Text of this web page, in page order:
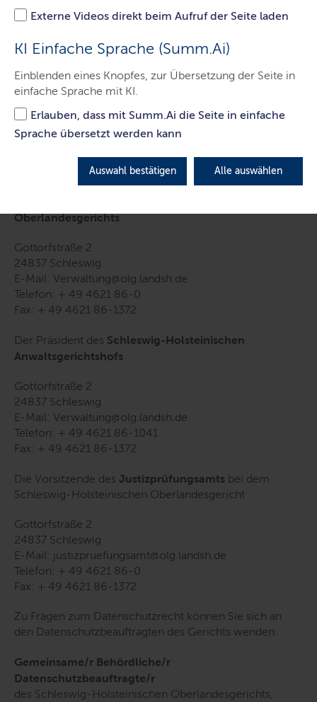
Externe Videos direkt beim Aufruf der Seite laden
KI Einfache Sprache (Summ.Ai)
Einblenden eines Knopfes, zur Übersetzung der Seite in
einfache Sprache mit KI.
Erlauben, dass mit Summ.Ai die Seite in einfache
Sprache übersetzt werden kann
Auswahl bestätigen Alle auswählen
Allgemeine Information zum Schutz
Art. 12 ff. der Datenschutz-
Grundverordnung
1. Verantwortliche/r und behördliche/r
Datenschutzbeauftragte/r
Verantwortlich für die Verarbeitung von
personenbezogenen Daten ist
Oberlandesgerichts
Gottorfstraße 2
24837 Schleswig
E-Mail: Verwaltung@olg.landsh.de
Telefon: + 49 4621 86-0
Fax: + 49 4621 86-1372
Der Präsident des Schleswig-Holsteinischen
Anwaltsgerichtshofs
Gottorfstraße 2
24837 Schleswig
E-Mail: Verwaltung@olg.landsh.de
Telefon: + 49 4621 86-1041
Fax: + 49 4621 86-1372
Die Vorsitzende des Justizprüfungsamts bei dem
Schleswig-Holsteinischen Oberlandesgericht
Gottorfstraße 2
24837 Schleswig
E-Mail: justizpruefungsamt@olg.landsh.de
Telefon: + 49 4621 86-0
Fax: + 49 4621 86-1372
Zu Fragen zum Datenschutzrecht können Sie sich an
den Datenschutzbeauftragten des Gerichts wenden:
Gemeinsame/r Behördliche/r
Datenschutzbeauftragte/r
des Schleswig-Holsteinischen Oberlandesgerichts,